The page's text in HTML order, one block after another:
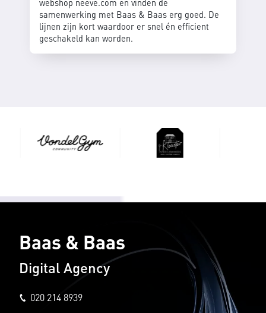
webshop neeve.com en vinden de
samenwerking met Baas & Baas erg goed. De
lijnen zijn kort waardoor er snel én efficient
geschakeld kan worden.
Baas & Baas
Digital Agency
020 214 8939